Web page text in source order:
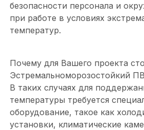
безопасности персонала и
при работе в условиях
температур.
Почему для Вашего проекта
Эстремальноморозостойкий
В таких случаях для
температуры требуется
оборудование, такое как
установки, климатические